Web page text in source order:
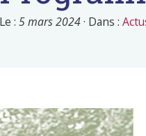
Le : 5 mars 2024· Dans :